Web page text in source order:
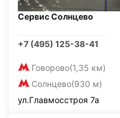
Сервис Солнцево
+7 (495) 125-38-41
Говорово(1,35 км)
Солнцево(930 м)
ул.Главмосстроя 7а